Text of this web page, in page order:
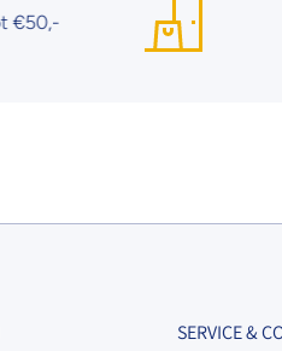
SERVICE &